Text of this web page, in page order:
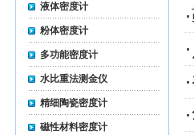
液体密度计
粉体密度计
多功能密度计
水比重法测金仪
精细陶瓷密度计
磁性材料密度计
·
·
·
·